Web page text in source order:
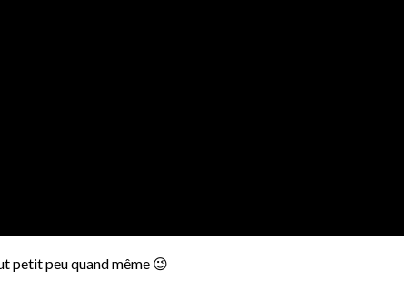
petit peu quand même 😉